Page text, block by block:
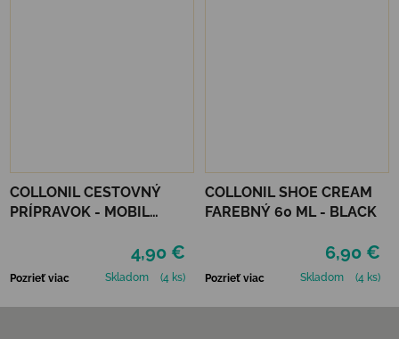
COLLONIL CESTOVNÝ
PRÍPRAVOK - MOBIL
4,90 €
Pozrieť viac Skladom (4 ks)
COLLONIL SHOE CREAM
FAREBNÝ 60 ML - BLACK
6,90 €
Pozrieť viac Skladom (4 ks)